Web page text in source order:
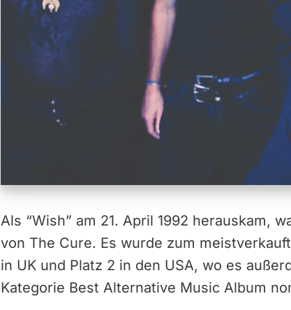
Als “Wish” am 21. April 1992 herauskam,
von The Cure. Es wurde zum
in UK und Platz 2 in den USA, wo es
Kategorie Best Alternative Music Album